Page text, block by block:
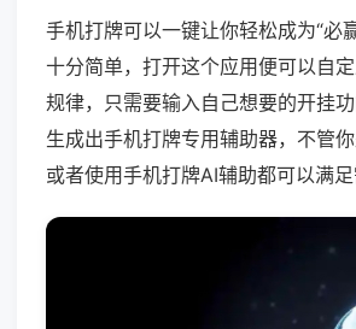
手机打牌可以一键让你轻松成为“必
十分简单，打开这个应用便可以自
规律，只需要输入自己想要的开挂
生成出手机打牌专用辅助器，不管
或者使用手机打牌AI辅助都可以满足